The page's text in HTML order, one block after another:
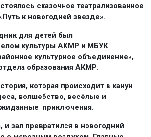
сказочное театрализованное
к новогодней звезде».
для детей был
культуры АКМР и МБУК
культурное объединение»,
образования АКМР.
которая происходит в канун
волшебство, весёлые и
приключения.
и зал превратился в новогодний